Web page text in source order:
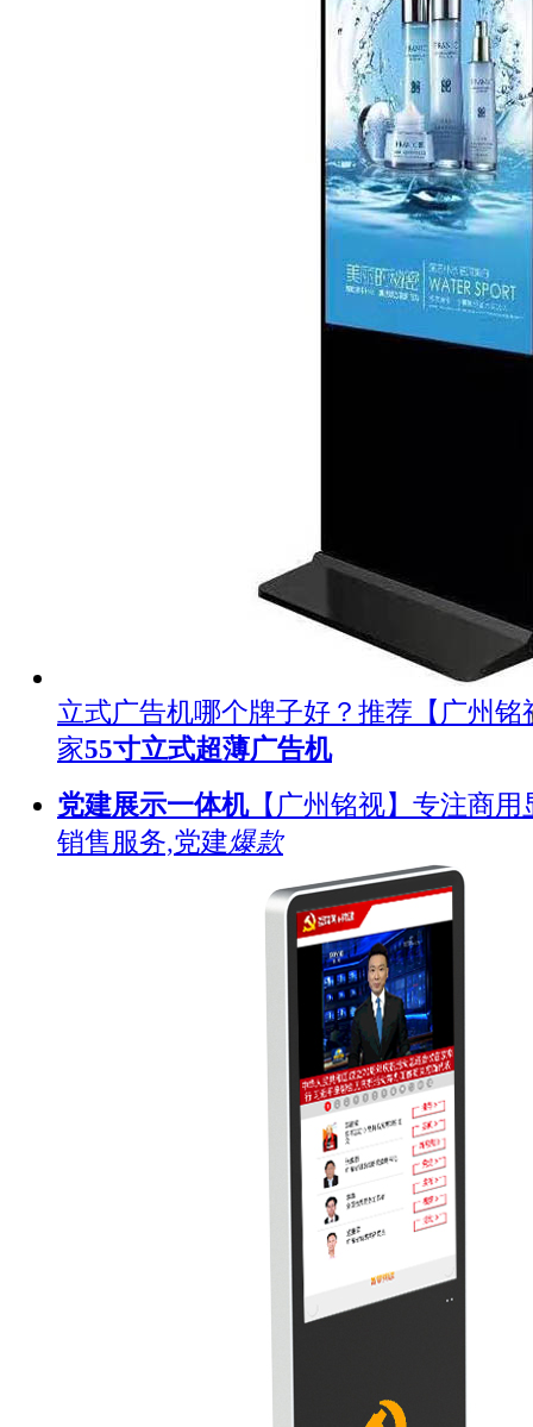
立式广告机哪个牌子好？推荐【广州铭
家55寸立式超薄广告机
党建展示一体机【广州铭视】专注商用
销售服务,党建爆款